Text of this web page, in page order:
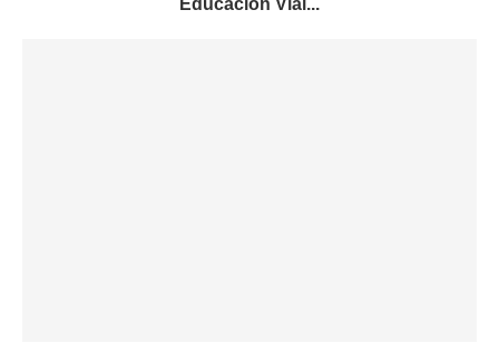
Educación Vial...